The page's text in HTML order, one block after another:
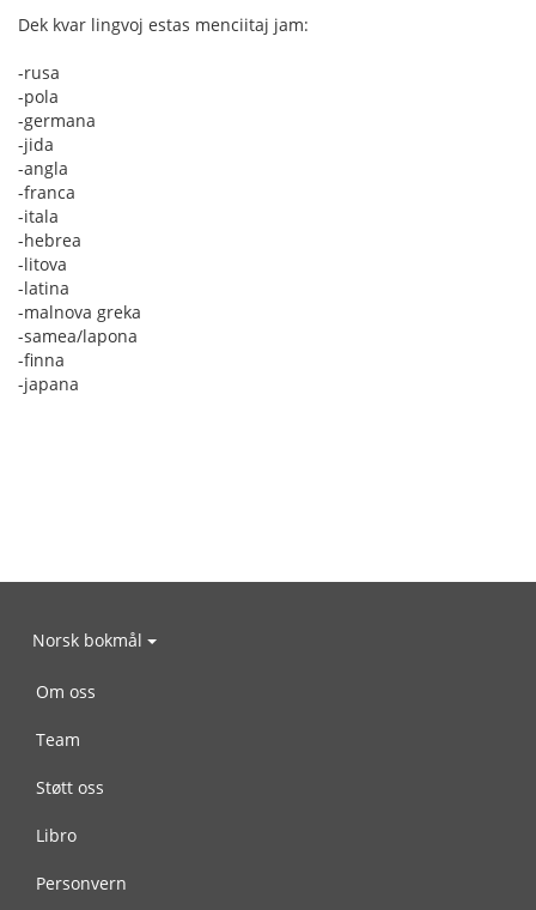
Dek kvar lingvoj estas menciitaj jam:
-rusa
-pola
-germana
-jida
-angla
-franca
-itala
-hebrea
-litova
-latina
-malnova greka
-samea/lapona
-finna
-japana
Norsk bokmål
Om oss
Team
Støtt oss
Libro
Personvern